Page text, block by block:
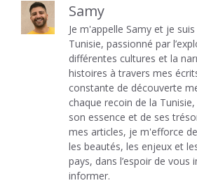
Samy
Je m'appelle Samy et je
Tunisie, passionné par
différentes cultures et la
histoires à travers mes
constante de découverte
chaque recoin de la
son essence et de ses
mes articles, je m'efforce
les beautés, les enjeux et
pays, dans l’espoir de vous
informer.